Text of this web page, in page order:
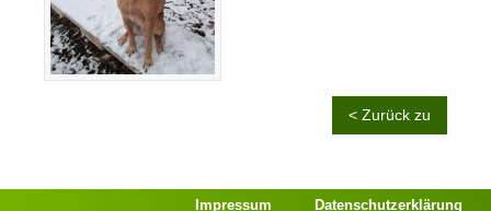
< Zurück zu
Impressum Datenschutzerklärung